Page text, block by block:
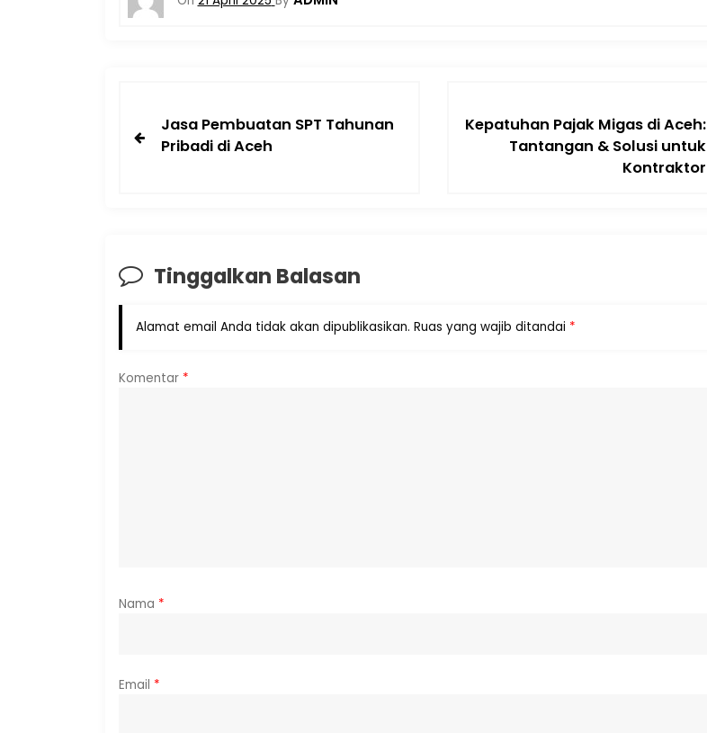
Jasa Pembuatan SPT Tahunan
Pribadi di Aceh
Kepatuhan Pajak Migas di Aceh:
Tantangan & Solusi untuk
Kontraktor
Tinggalkan Balasan
Alamat email Anda tidak akan dipublikasikan. Ruas yang wajib ditandai *
Komentar *
Nama *
Email *